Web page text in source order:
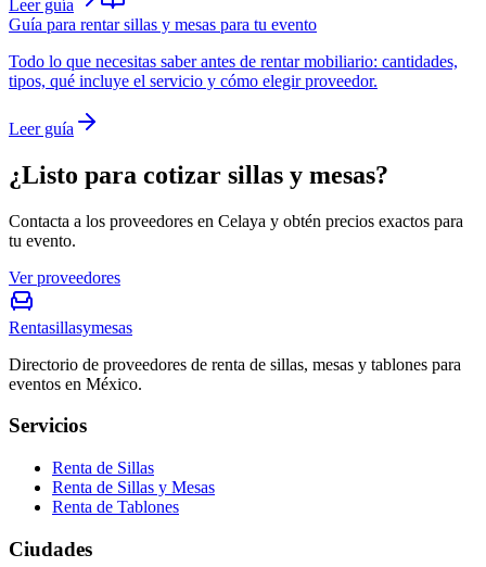
Leer guía
Guía para rentar sillas y mesas para tu evento
Todo lo que necesitas saber antes de rentar mobiliario: cantidades,
tipos, qué incluye el servicio y cómo elegir proveedor.
Leer guía
¿Listo para cotizar sillas y mesas?
Contacta a los proveedores en Celaya y obtén precios exactos para
tu evento.
Ver proveedores
Rentasillasymesas
Directorio de proveedores de renta de sillas, mesas y tablones para
eventos en México.
Servicios
Renta de Sillas
Renta de Sillas y Mesas
Renta de Tablones
Ciudades